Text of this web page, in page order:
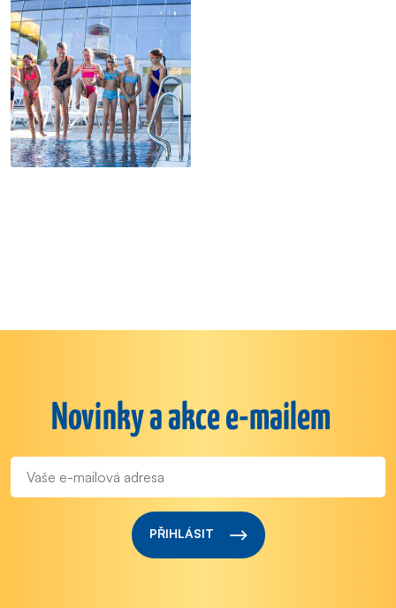
Novinky a akce e-mailem
PŘIHLÁSIT